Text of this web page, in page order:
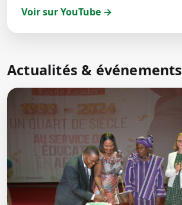
Voir sur YouTube →
Actualités & événements